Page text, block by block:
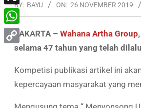
BY: BAYU ON: 26 NOVEMBER 2019
JAKARTA – Wahana Artha Group
selama 47 tahun yang telah
Kompetisi publikasi artikel ini
kepercayaan masyarakat yang
X
WhatsApp
Copy
Link